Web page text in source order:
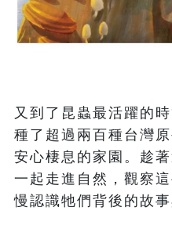
又到了昆蟲最活躍的
種了超過兩百種台灣
安心棲息的家園。趁
一起走進自然，觀察
慢認識牠們背後的故事